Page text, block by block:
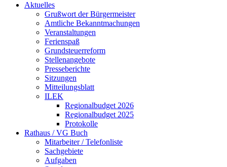
Aktuelles
Grußwort der Bürgermeister
Amtliche Bekanntmachungen
Veranstaltungen
Ferienspaß
Grundsteuerreform
Stellenangebote
Presseberichte
Sitzungen
Mitteilungsblatt
ILEK
Regionalbudget 2026
Regionalbudget 2025
Protokolle
Rathaus / VG Buch
Mitarbeiter / Telefonliste
Sachgebiete
Aufgaben